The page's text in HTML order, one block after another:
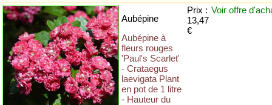
Aubépine
Aubépine à
fleurs rouges
'Paul's Scarlet'
- Crataegus
laevigata Plant
en pot de 1 litre
- Hauteur du
Prix :
13,47
€
Voir offre